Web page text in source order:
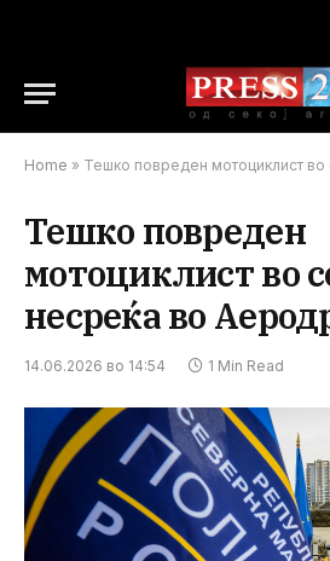
Home » Тешко повреден мотоциклист во
Тешко повреден
мотоциклист во
несреќа во
14.06.2026 во 14:54 1 Min Read